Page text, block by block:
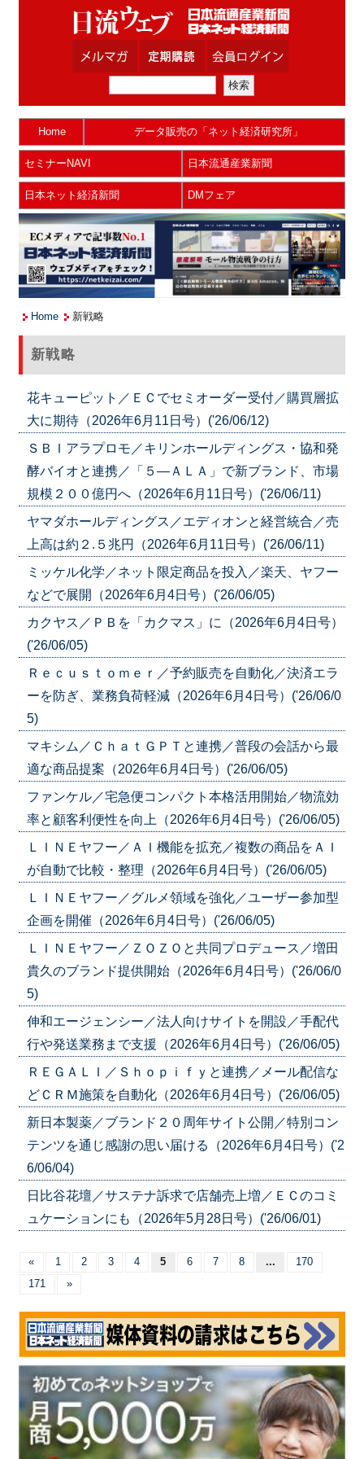
Home データ販売の「ネット経済研究所」
セミナーNAVI 日本流通産業新聞
日本ネット経済新聞 DMフェア
Home 新戦略
新戦略
花キューピット／ＥＣでセミオーダー受付／購買層拡
大に期待（2026年6月11日号）('26/06/12)
ＳＢＩアラプロモ／キリンホールディングス・協和発
酵バイオと連携／「５―ＡＬＡ」で新ブランド、市場
規模２００億円へ（2026年6月11日号）('26/06/11)
ヤマダホールディングス／エディオンと経営統合／売
上高は約２.５兆円（2026年6月11日号）('26/06/11)
ミッケル化学／ネット限定商品を投入／楽天、ヤフー
などで展開（2026年6月4日号）('26/06/05)
カクヤス／ＰＢを「カクマス」に（2026年6月4日号）
('26/06/05)
Ｒｅｃｕｓｔｏｍｅｒ／予約販売を自動化／決済エラ
ーを防ぎ、業務負荷軽減（2026年6月4日号）('26/06/0
5)
マキシム／ＣｈａｔＧＰＴと連携／普段の会話から最
適な商品提案（2026年6月4日号）('26/06/05)
ファンケル／宅急便コンパクト本格活用開始／物流効
率と顧客利便性を向上（2026年6月4日号）('26/06/05)
ＬＩＮＥヤフー／ＡＩ機能を拡充／複数の商品をＡＩ
が自動で比較・整理（2026年6月4日号）('26/06/05)
ＬＩＮＥヤフー／グルメ領域を強化／ユーザー参加型
企画を開催（2026年6月4日号）('26/06/05)
ＬＩＮＥヤフー／ＺＯＺＯと共同プロデュース／増田
貴久のブランド提供開始（2026年6月4日号）('26/06/0
5)
伸和エージェンシー／法人向けサイトを開設／手配代
行や発送業務まで支援（2026年6月4日号）('26/06/05)
ＲＥＧＡＬＩ／Ｓｈｏｐｉｆｙと連携／メール配信な
どＣＲＭ施策を自動化（2026年6月4日号）('26/06/05)
新日本製薬／ブランド２０周年サイト公開／特別コン
テンツを通じ感謝の思い届ける（2026年6月4日号）('2
6/06/04)
日比谷花壇／サステナ訴求で店舗売上増／ＥＣのコミ
ュケーションにも（2026年5月28日号）('26/06/01)
« 1 2 3 4 5 6 7 8 ...
170
171
»